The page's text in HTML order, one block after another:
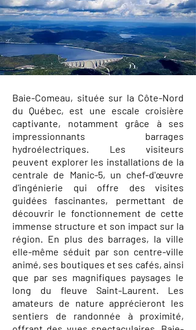
Baie-Comeau, située sur la Côte-Nord
du Québec, est une escale croisière
captivante, notamment grâce à ses
impressionnants barrages
hydroélectriques. Les visiteurs
peuvent explorer les installations de la
centrale de Manic-5, un chef-d'œuvre
d'ingénierie qui offre des visites
guidées fascinantes, permettant de
découvrir le fonctionnement de cette
immense structure et son impact sur la
région. En plus des barrages, la ville
elle-même séduit par son centre-ville
animé, ses boutiques et ses cafés, ainsi
que par ses magnifiques paysages le
long du fleuve Saint-Laurent. Les
amateurs de nature apprécieront les
sentiers de randonnée à proximité,